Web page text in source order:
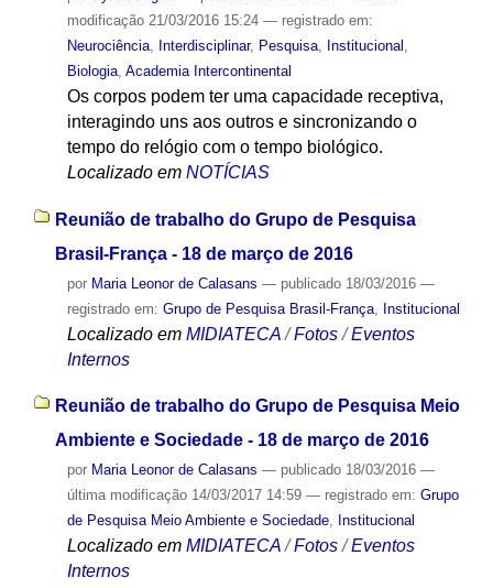
modificação21/03/2016 15:24 — registrado em:
Neurociência, Interdisciplinar, Pesquisa, Institucional
Biologia, Academia Intercontinental
Os corpos podem ter uma capacidade receptiva,
interagindo uns aos outros e sincronizando o
tempo do relógio com o tempo biológico.
Localizado em NOTÍCIAS
Reunião de trabalho do Grupo de Pesquisa
Brasil-França - 18 de março de 2016
por Maria Leonor de Calasans — publicado18/03/2016 —
registrado em: Grupo de Pesquisa Brasil-França, Institucional
Localizado em MIDIATECA /Fotos /Eventos
Internos
Reunião de trabalho do Grupo de Pesquisa Meio
Ambiente e Sociedade - 18 de março de 2016
por Maria Leonor de Calasans — publicado18/03/2016 —
última modificação14/03/2017 14:59 — registrado em: Grupo
de Pesquisa Meio Ambiente e Sociedade, Institucional
Localizado em MIDIATECA /Fotos /Eventos
Internos